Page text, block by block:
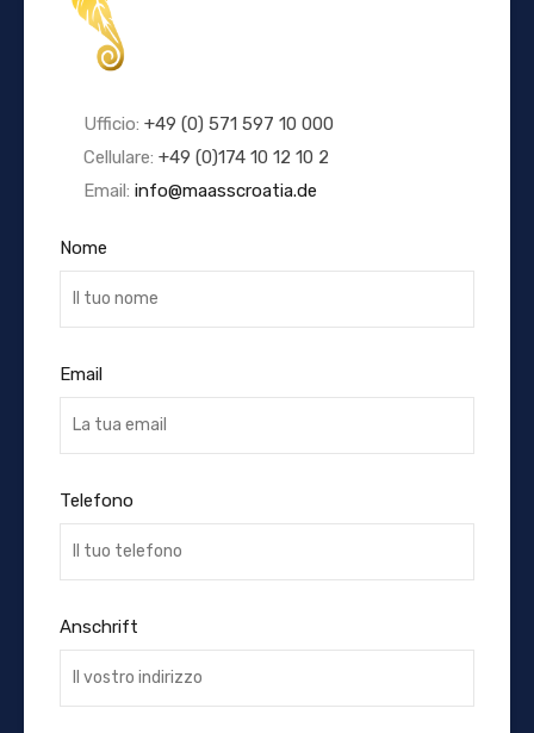
Ufficio: +49 (0) 571 597 10 000
Cellulare: +49 (0)174 10 12 10 2
Email: info@maasscroatia.de
Nome
Email
Telefono
Anschrift